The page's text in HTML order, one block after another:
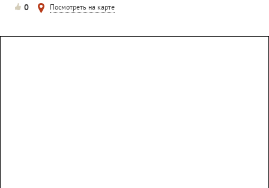
0 Посмотреть на карте